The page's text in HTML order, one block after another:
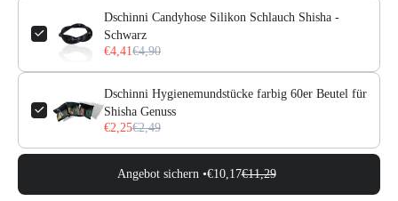
Dschinni Candyhose Silikon Schlauch Shisha -
Schwarz
€4,41€4,90
Dschinni Hygienemundstücke farbig 60er Beutel für
Shisha Genuss
€2,25€2,49
Angebot sichern •€10,17€11,29